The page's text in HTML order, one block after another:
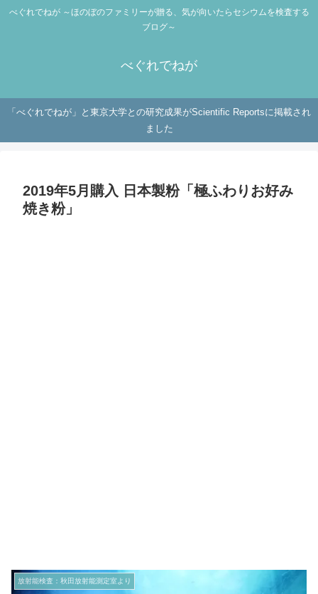
べぐれでねが ～ほのぼのファミリーが贈る、気が向いたらセシウムを検査する
ブログ～
べぐれでねが
「べぐれでねが」と東京大学との研究成果がScientific Reportsに掲載され
ました
2019年5月購入 日本製粉「極ふわりお好み
焼き粉」
放射能検査：秋田放射能測定室より